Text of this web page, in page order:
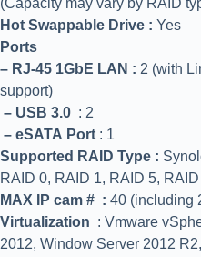
Hot Swappable Drive : Yes
Ports
– RJ-45 1GbE LAN : 2 (with
support)
– USB 3.0 : 2
– eSATA Port : 1
Supported RAID Type :
RAID 0, RAID 1, RAID 5,
MAX IP cam # : 40 (including
Virtualization : Vmware
2012, Window Server 2012